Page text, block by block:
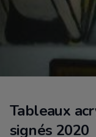
Tableaux
signés 2020